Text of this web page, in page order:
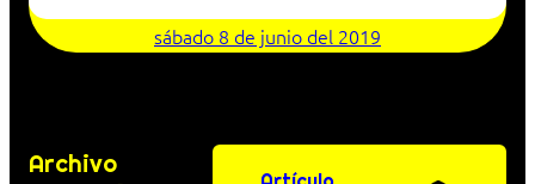
sábado 8 de junio del 2019
Archivo